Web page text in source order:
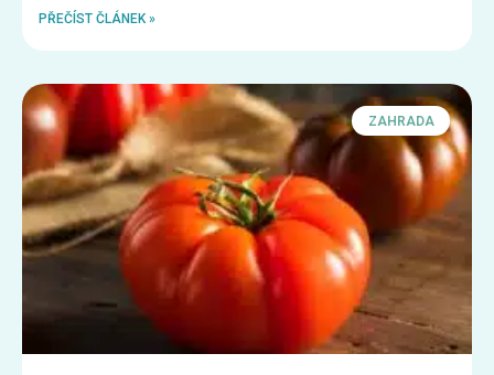
PŘEČÍST ČLÁNEK »
ZAHRADA